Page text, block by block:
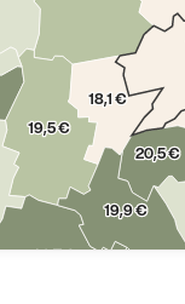
19,5 €
18,1 €
20,5 €
19,9 €